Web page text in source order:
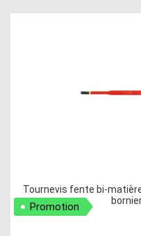
Tournevis fente bi-
Promotion